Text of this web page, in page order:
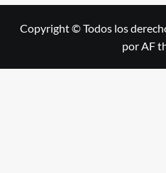
Copyright © Todos los
por AF